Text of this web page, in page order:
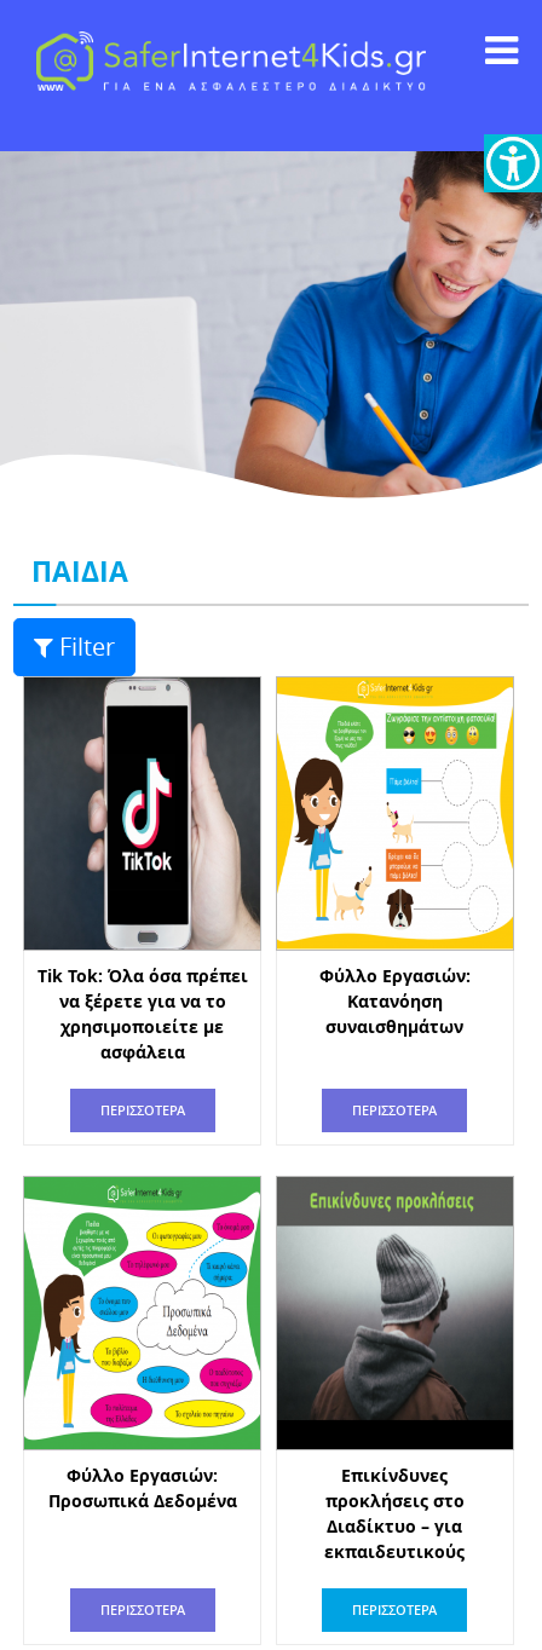
ΠΑΙΔΙΑ
Filter
Τik Tok: Όλα όσα πρέπει
να ξέρετε για να το
χρησιμοποιείτε με
ασφάλεια
ΠΕΡΙΣΣΟΤΕΡΑ
Φύλλο Εργασιών:
Κατανόηση
συναισθημάτων
ΠΕΡΙΣΣΟΤΕΡΑ
Φύλλο Εργασιών:
Προσωπικά Δεδομένα
ΠΕΡΙΣΣΟΤΕΡΑ
Επικίνδυνες
προκλήσεις στο
Διαδίκτυο – για
εκπαιδευτικούς
ΠΕΡΙΣΣΟΤΕΡΑ